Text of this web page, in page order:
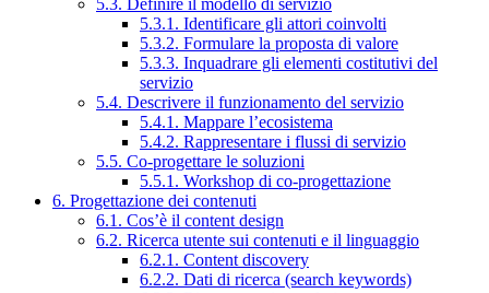
5.3. Definire il modello di servizio
5.3.1. Identificare gli attori coinvolti
5.3.2. Formulare la proposta di valore
5.3.3. Inquadrare gli elementi costitutivi del
servizio
5.4. Descrivere il funzionamento del servizio
5.4.1. Mappare l’ecosistema
5.4.2. Rappresentare i flussi di servizio
5.5. Co-progettare le soluzioni
5.5.1. Workshop di co-progettazione
6. Progettazione dei contenuti
6.1. Cos’è il content design
6.2. Ricerca utente sui contenuti e il linguaggio
6.2.1. Content discovery
6.2.2. Dati di ricerca (search keywords)